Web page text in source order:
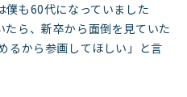
僕も60代になっていました
たら、新卒から面倒を見ていた
るから参画してほしい」と言